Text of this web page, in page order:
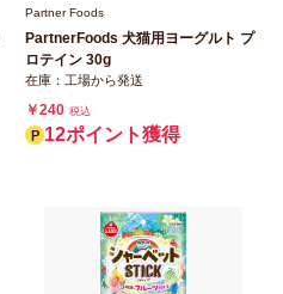
Partner Foods
PartnerFoods 犬猫用ヨーグルト プ
ロテイン 30g
在庫：工場から発送
￥240 税込
12ポイント獲得